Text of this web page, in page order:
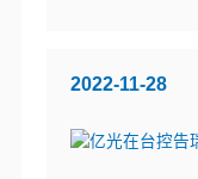
2022-11-28